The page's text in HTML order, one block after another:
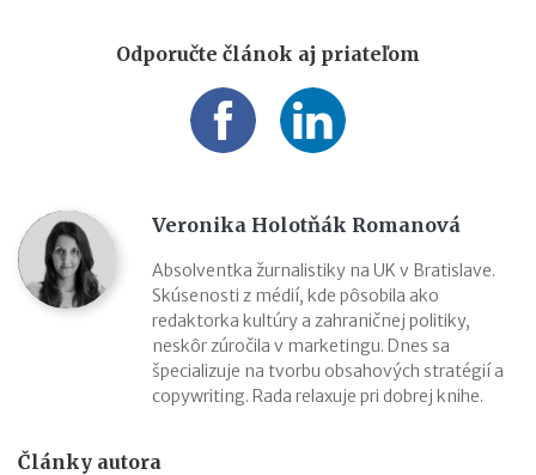
Odporučte článok aj priateľom
Veronika Holotňák Romanová
Absolventka žurnalistiky na UK v Bratislave.
Skúsenosti z médií, kde pôsobila ako
redaktorka kultúry a zahraničnej politiky,
neskôr zúročila v marketingu. Dnes sa
špecializuje na tvorbu obsahových stratégií a
copywriting. Rada relaxuje pri dobrej knihe.
Články autora